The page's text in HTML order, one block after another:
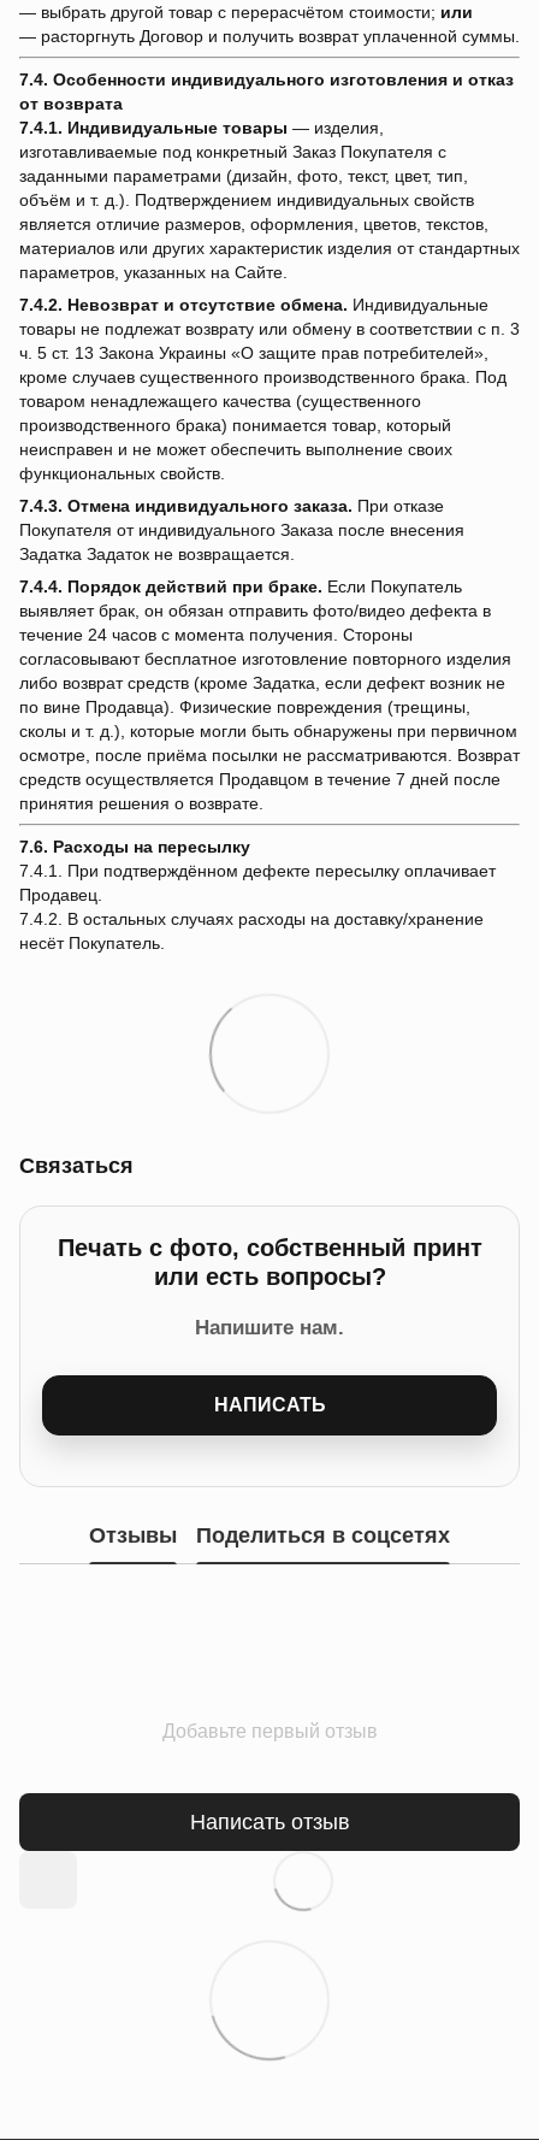
— выбрать другой товар с перерасчётом стоимости; или
— расторгнуть Договор и получить возврат уплаченной суммы.
7.4. Особенности индивидуального изготовления и отказ
от возврата
7.4.1. Индивидуальные товары — изделия,
изготавливаемые под конкретный Заказ Покупателя с
заданными параметрами (дизайн, фото, текст, цвет, тип,
объём и т. д.). Подтверждением индивидуальных свойств
является отличие размеров, оформления, цветов, текстов,
материалов или других характеристик изделия от стандартных
параметров, указанных на Сайте.
7.4.2. Невозврат и отсутствие обмена. Индивидуальные
товары не подлежат возврату или обмену в соответствии с п. 3
ч. 5 ст. 13 Закона Украины «О защите прав потребителей»,
кроме случаев существенного производственного брака. Под
товаром ненадлежащего качества (существенного
производственного брака) понимается товар, который
неисправен и не может обеспечить выполнение своих
функциональных свойств.
7.4.3. Отмена индивидуального заказа. При отказе
Покупателя от индивидуального Заказа после внесения
Задатка Задаток не возвращается.
7.4.4. Порядок действий при браке. Если Покупатель
выявляет брак, он обязан отправить фото/видео дефекта в
течение 24 часов с момента получения. Стороны
согласовывают бесплатное изготовление повторного изделия
либо возврат средств (кроме Задатка, если дефект возник не
по вине Продавца). Физические повреждения (трещины,
сколы и т. д.), которые могли быть обнаружены при первичном
осмотре, после приёма посылки не рассматриваются. Возврат
средств осуществляется Продавцом в течение 7 дней после
принятия решения о возврате.
7.6. Расходы на пересылку
7.4.1. При подтверждённом дефекте пересылку оплачивает
Продавец.
7.4.2. В остальных случаях расходы на доставку/хранение
несёт Покупатель.
Связаться
Печать с фото, собственный принт
или есть вопросы?
Напишите нам.
НАПИСАТЬ
Отзывы Поделиться в соцсетях
Добавьте первый отзыв
Написать отзыв